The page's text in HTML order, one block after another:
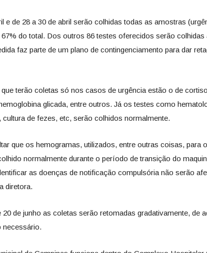
e de 28 a 30 de abril serão colhidas todas as amostras
do total. Dos outros 86 testes oferecidos serão colhidas
faz parte de um plano de contingenciamento para dar
terão coletas só nos casos de urgência estão o de
glicada, entre outros. Já os testes como
cultura de fezes, etc, serão colhidos normalmente.
que os hemogramas, utilizados, entre outras coisas, para
normalmente durante o período de transição do
as doenças de notificação compulsória não serão
diretora.
20 de junho as coletas serão retomadas gradativamente, de
necessário.